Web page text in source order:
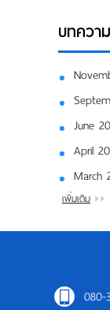
บทควา
June
April
March
เพิ่มเติม
080-